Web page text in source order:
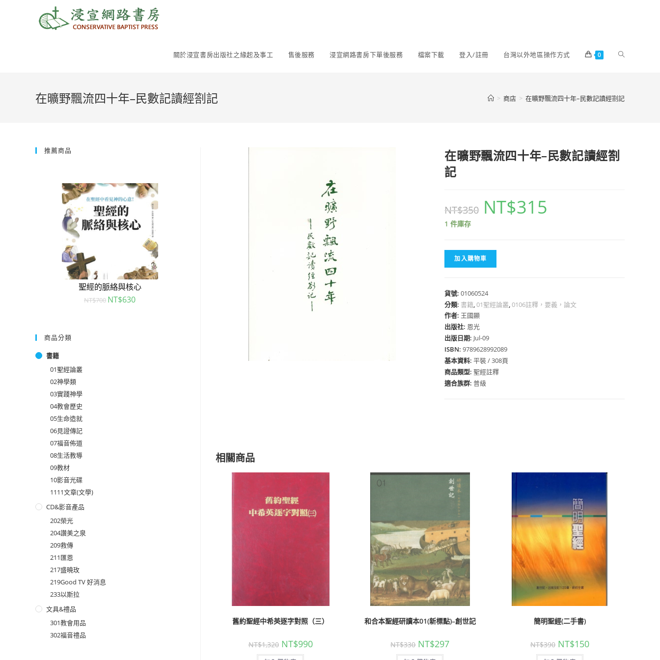
關於浸宣書房出版社之緣起及事工 售後服務 浸宣網路書房下單後服務 檔案下載 登入/註冊 台灣以外地區操作方式 0
在曠野飄流四十年–民數記讀經劄記 > 商店 > 在曠野飄流四十年–民數記讀經劄記
在曠野飄流四十年–民數記讀經劄
記
NT$350 NT$315
1 件庫存
加入購物車
貨號:01060524
分類: 書籍,01聖經論叢,0106註釋，要義，論文
作者: 王國顯
出版社: 恩光
出版日期: Jul-09
ISBN:9789628992089
基本資料:平裝 / 308頁
商品類型:聖經註釋
適合族群:普級
相關商品
舊約聖經中希英逐字對照（三）
NT$1,320 NT$990
和合本聖經研讀本01(新標點)–創世記
NT$330 NT$297
簡明聖經(二手書)
NT$390 NT$150
推薦商品
聖經的脈絡與核心
NT$700 NT$630
商品分類
書籍
01聖經論叢
02神學類
03實踐神學
04教會歷史
05生命造就
06見證傳記
07福音佈道
08生活教導
09教材
10影音光碟
1111文章(文學)
CD&影音產品
202榮光
204讚美之泉
209救傳
211匯恩
217盛曉玫
219Good TV 好消息
233以斯拉
文具&禮品
301教會用品
302福音禮品